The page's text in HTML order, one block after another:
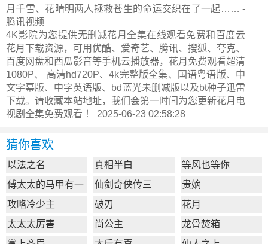
月千雪、花晴明两人拯救苍生的命运交织在了一起…… -
腾讯视频
4K影院为您提供无删减花月全集在线观看免费和百度云
花月下载资源，可用优酷、爱奇艺、腾讯、搜狐、夸克、
百度网盘和西瓜影音等手机云播放器，花月免费观看超清
1080P、 高清hd720P、4k完整版全集、国语粤语版、中
文字幕版、中字英语版、bd蓝光未删减版以及bt种子迅雷
下载。请收藏本站地址，我们会第一时间为您更新花月电
视剧全集免费观看 ！ 2025-06-23 02:58:28
猜你喜欢
以法之名 真相半白
等风也等你
傅太太的马甲有一
点多
仙剑奇侠传三
贵嫡
攻略冷少主
破刃
花月
太太太厉害
尚公主
龙骨焚箱